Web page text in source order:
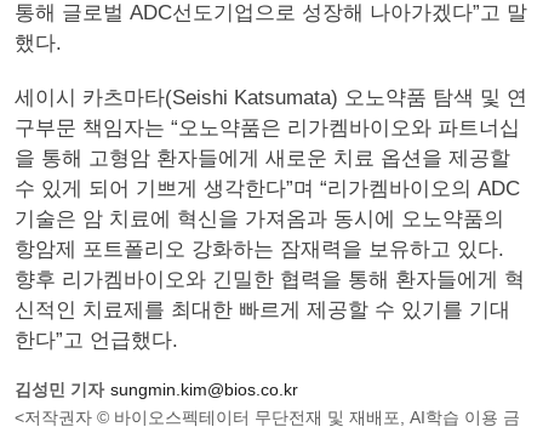
통해 글로벌 ADC선도기업으로 성장해 나아가겠다”고 말
했다.
세이시 카츠마타(Seishi Katsumata) 오노약품 탐색 및 연
구부문 책임자는 “오노약품은 리가켐바이오와 파트너십
을 통해 고형암 환자들에게 새로운 치료 옵션을 제공할
수 있게 되어 기쁘게 생각한다”며 “리가켐바이오의 ADC
기술은 암 치료에 혁신을 가져옴과 동시에 오노약품의
항암제 포트폴리오 강화하는 잠재력을 보유하고 있다.
향후 리가켐바이오와 긴밀한 협력을 통해 환자들에게 혁
신적인 치료제를 최대한 빠르게 제공할 수 있기를 기대
한다”고 언급했다.
김성민 기자 sungmin.kim@bios.co.kr
<저작권자 © 바이오스펙테이터 무단전재 및 재배포, AI학습 이용 금